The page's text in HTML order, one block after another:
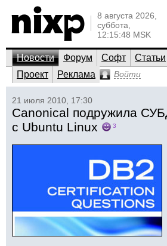
8 августа 2026,
суббота,
12:15:48 MSK
Новости Форум Софт Статьи
Проект
Реклама Войти
21 июля 2010, 17:30
Canonical подружила
с Ubuntu Linux
3